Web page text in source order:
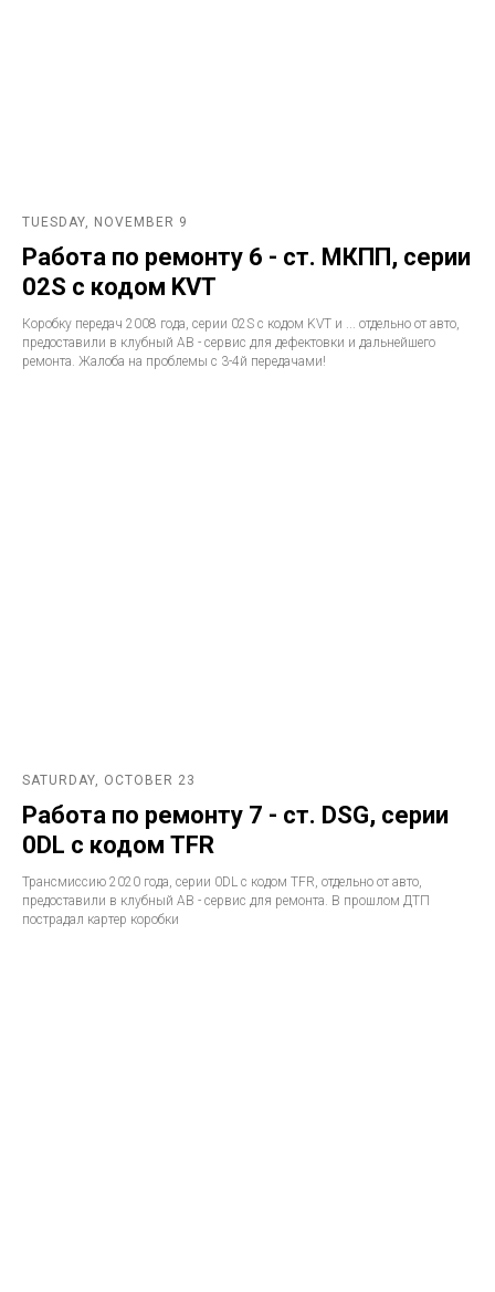
TUESDAY, NOVEMBER 9
Работа по ремонту 6 - ст. МКПП, серии
02S с кодом KVT
Коробку передач 2008 года, серии 02S с кодом KVT и ... отдельно от авто,
предоставили в клубный АВ - сервис для дефектовки и дальнейшего
ремонта. Жалоба на проблемы с 3-4й передачами!
SATURDAY, OCTOBER 23
Работа по ремонту 7 - ст. DSG, серии
0DL с кодом TFR
Трансмиссию 2020 года, серии 0DL с кодом TFR, отдельно от авто,
предоставили в клубный АВ - сервис для ремонта. В прошлом ДТП
пострадал картер коробки